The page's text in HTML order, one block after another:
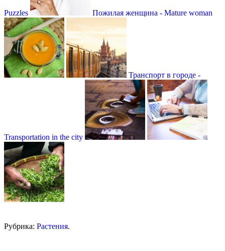
Puzzles Пожилая женщина - Mature woman
Транспорт в городе -
Transportation in the city
Рубрика: Растения.